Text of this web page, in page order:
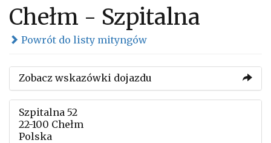
Chełm - Szpitalna
Powrót do listy mityngów
Zobacz wskazówki dojazdu
Szpitalna 52
22-100 Chełm
Polska